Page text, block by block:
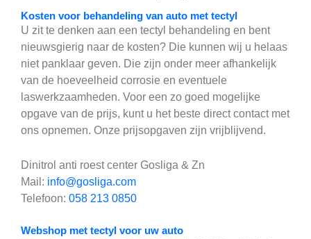
Kosten voor behandeling van auto met tectyl
U zit te denken aan een tectyl behandeling en bent
nieuwsgierig naar de kosten? Die kunnen wij u helaas
niet panklaar geven. Die zijn onder meer afhankelijk
van de hoeveelheid corrosie en eventuele
laswerkzaamheden. Voor een zo goed mogelijke
opgave van de prijs, kunt u het beste direct contact met
ons opnemen. Onze prijsopgaven zijn vrijblijvend.
Dinitrol anti roest center Gosliga & Zn
Mail: info@gosliga.com
Telefoon: 058 213 0850
Webshop met tectyl voor uw auto